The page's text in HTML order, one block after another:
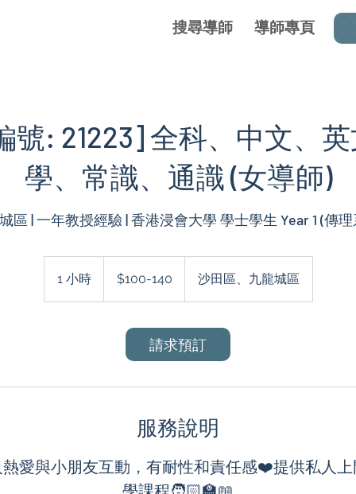
搜尋導師 導師專頁
號: 21223] 全科、中文、
學、常識、通識 (女導師)
1 小時1
小
$100-140 沙田區、九龍城區
請求預訂
服務說明
愛與小朋友互動，有耐性和責任感❤️提供私人上
學課程🧑🏻‍🏫📖